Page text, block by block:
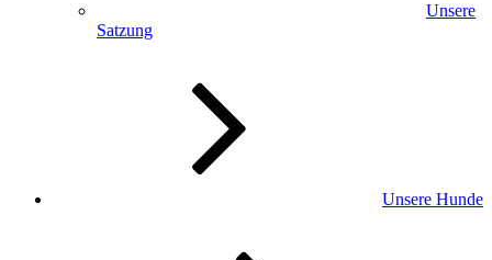
Unsere
Satzung
Unsere Hunde